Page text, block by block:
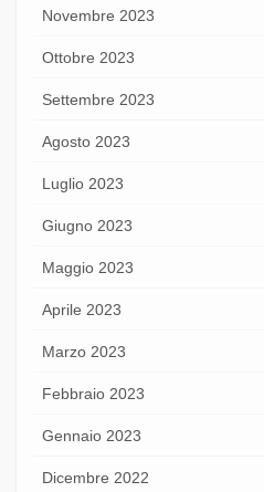
Novembre 2023
Ottobre 2023
Settembre 2023
Agosto 2023
Luglio 2023
Giugno 2023
Maggio 2023
Aprile 2023
Marzo 2023
Febbraio 2023
Gennaio 2023
Dicembre 2022